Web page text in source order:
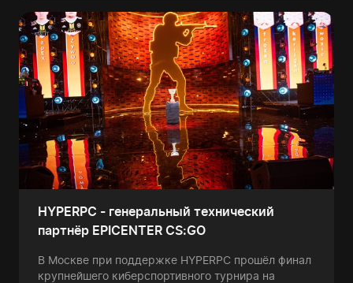
HYPERPC - генеральный технический
партнёр EPICENTER CS:GO
В Москве при поддержке HYPERPC прошёл финал
крупнейшего киберспортивного турнира на